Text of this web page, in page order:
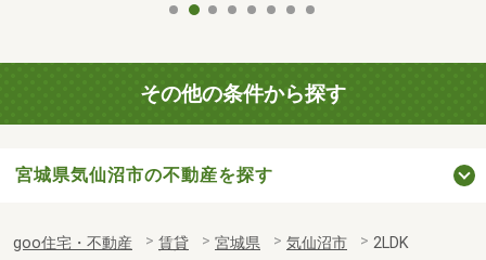
その他の条件から探す
宮城県気仙沼市の不動産を探す
goo住宅・不動産 賃貸 宮城県 気仙沼市 2LDK